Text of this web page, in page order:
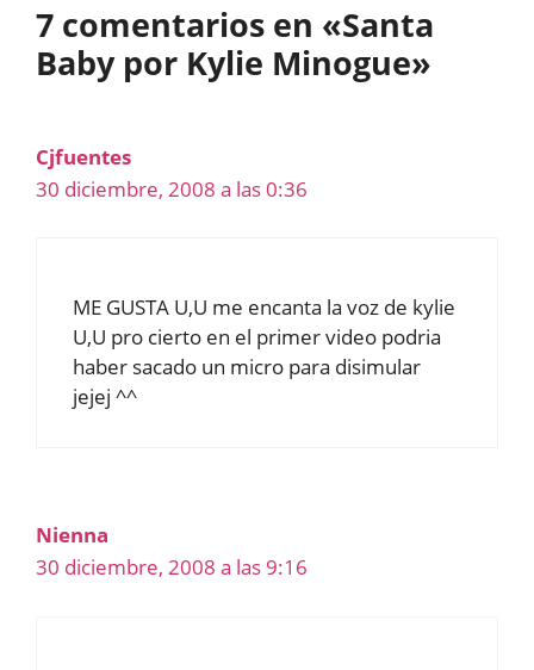
7 comentarios en «Santa
Baby por Kylie Minogue»
Cjfuentes
30 diciembre, 2008 a las 0:36
ME GUSTA U,U me encanta la voz de kylie
U,U pro cierto en el primer video podria
haber sacado un micro para disimular
jejej ^^
Nienna
30 diciembre, 2008 a las 9:16